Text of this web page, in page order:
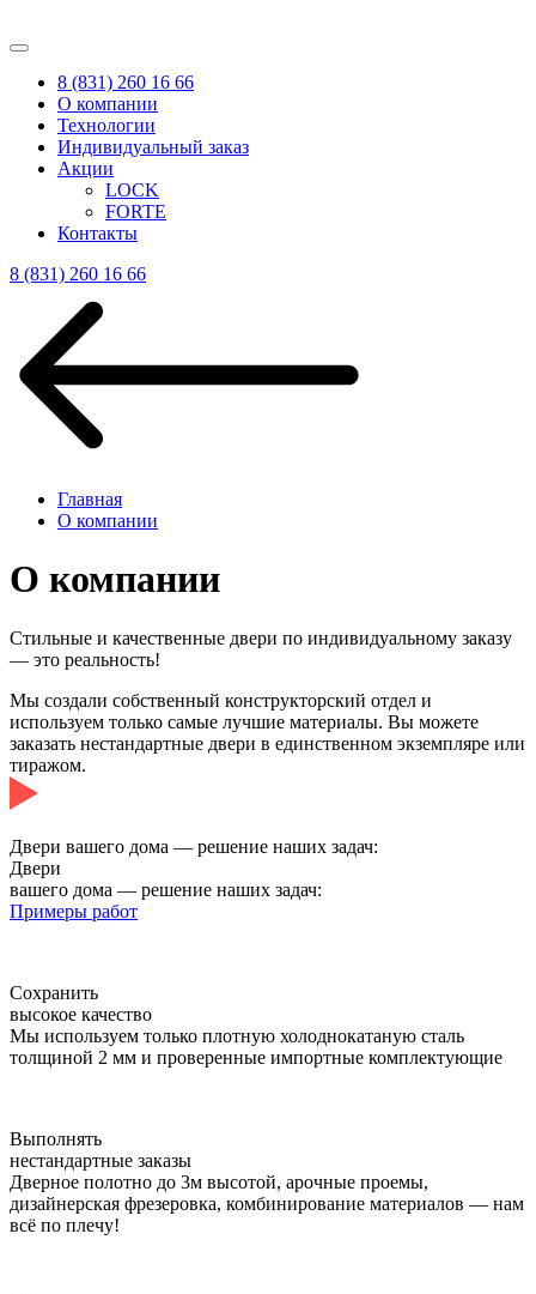
8 (831) 260 16 66
О компании
Технологии
Индивидуальный заказ
Акции
LOCK
FORTE
Контакты
8 (831) 260 16 66
Главная
О компании
О компании
Стильные и качественные двери по индивидуальному заказу
— это реальность!
Мы создали собственный конструкторский отдел и
используем только самые лучшие материалы. Вы можете
заказать нестандартные двери в единственном экземпляре или
тиражом.
Двери вашего дома — решение наших задач:
Двери
вашего дома — решение наших задач:
Примеры работ
Сохранить
высокое качество
Мы используем только плотную холоднокатаную сталь
толщиной 2 мм и проверенные импортные комплектующие
Выполнять
нестандартные заказы
Дверное полотно до 3м высотой, арочные проемы,
дизайнерская фрезеровка, комбинирование материалов — нам
всё по плечу!